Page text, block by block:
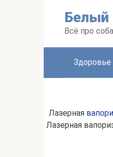
Всё про
Здоровье
Лазерная
Лазерная